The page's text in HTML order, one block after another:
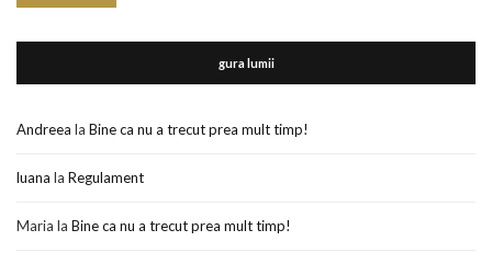
gura lumii
Andreea la Bine ca nu a trecut prea mult timp!
luana la Regulament
Maria la Bine ca nu a trecut prea mult timp!